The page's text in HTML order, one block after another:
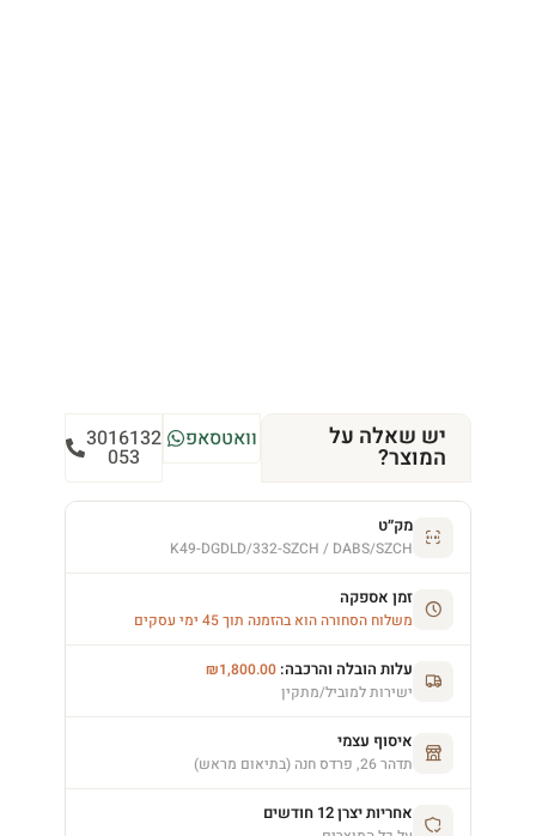
יש שאלה על
המוצר?
וואטסאפ 3016132
053
מק״ט
K49-DGDLD/332-SZCH / DABS/SZCH
זמן אספקה
משלוח הסחורה הוא בהזמנה תוך 45 ימי עסקים
עלות הובלה והרכבה: ₪1,800.00
ישירות למוביל/מתקין
איסוף עצמי
תדהר 26, פרדס חנה (בתיאום מראש)
אחריות יצרן 12 חודשים